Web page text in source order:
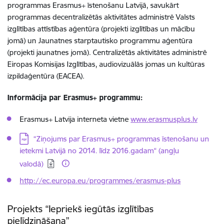
programmas Erasmus+ īstenošanu Latvijā, savukārt
programmas decentralizētās aktivitātes administrē Valsts
izglītības attīstības aģentūra (projekti izglītības un mācību
jomā) un Jaunatnes starptautisko programmu aģentūra
(projekti jaunatnes jomā). Centralizētās aktivitātes administrē
Eiropas Komisijas Izglītības, audiovizuālās jomas un kultūras
izpildaģentūra (EACEA).
Informācija par Erasmus+ programmu:
Erasmus+ Latvija interneta vietne www.erasmusplus.lv
Lejupielādēt:
“Ziņojums par Erasmus+ programmas īstenošanu un
ietekmi Latvijā no 2014. līdz 2016.gadam“ (angļu
valodā)
http://ec.europa.eu/programmes/erasmus-plus
Projekts “Iepriekš iegūtās izglītības
pielīdzināšana”